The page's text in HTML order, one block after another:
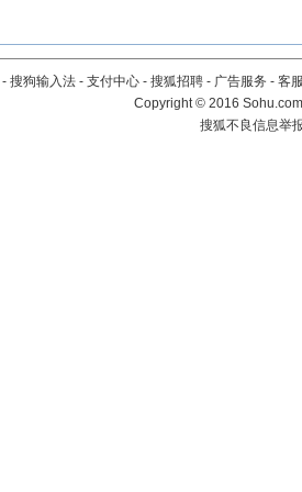
- 搜狗输入法 - 支付中心 - 搜狐招聘 - 广告服务 - 客
Copyright©2016
搜狐不良信息举